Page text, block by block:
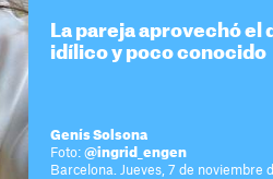
La pareja aprovechó el
idílico y poco conocido
Genís Solsona
Foto: @ingrid_engen
Barcelona. Jueves, 7 de noviembre